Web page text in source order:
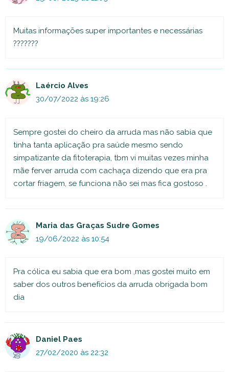
Muitas informações super importantes e necessárias
???????
Laércio Alves
30/07/2022 às 19:26
Sempre gostei do cheiro da arruda mas não sabia que
tinha tanta aplicação pra saúde mesmo sendo
simpatizante da fitoterapia, tbm vi muitas vezes minha
mãe ferver arruda com cachaça dizendo que era pra
cortar friagem, se funciona não sei mas fica gostoso .
Maria das Graças Sudre Gomes
19/06/2022 às 10:54
Pra cólica eu sabia que era bom ,mas gostei muito em
saber dos outros benefícios da arruda obrigada bom
dia
Daniel Paes
27/02/2020 às 22:32